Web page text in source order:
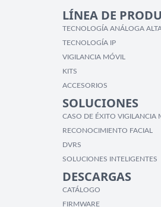
LÍNEA DE
TECNOLOGÍA ANÁLOGA
TECNOLOGÍA IP
VIGILANCIA MÓVIL
KITS
ACCESORIOS
SOLUCIONES
CASO DE ÉXITO VIGILANCIA
RECONOCIMIENTO FACIAL
DVRS
SOLUCIONES INTELIGENTES
DESCARGAS
CATÁLOGO
FIRMWARE